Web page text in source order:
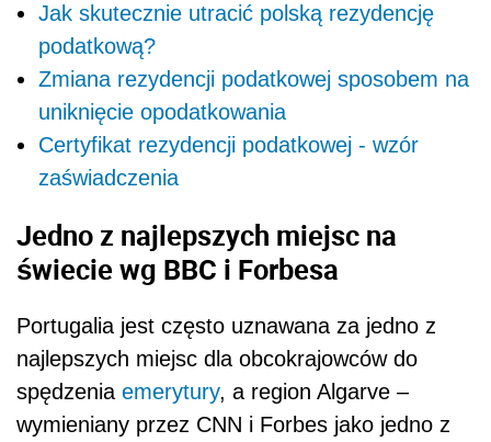
Jak skutecznie utracić polską rezydencję
podatkową?
Zmiana rezydencji podatkowej sposobem na
uniknięcie opodatkowania
Certyfikat rezydencji podatkowej - wzór
zaświadczenia
Jedno z najlepszych miejsc na
świecie wg BBC i Forbesa
Portugalia jest często uznawana za jedno z
najlepszych miejsc dla obcokrajowców do
spędzenia emerytury, a region Algarve –
wymieniany przez CNN i Forbes jako jedno z